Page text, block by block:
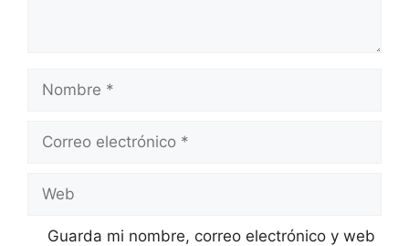
electrónico
Guarda mi nombre, correo electrónico y web